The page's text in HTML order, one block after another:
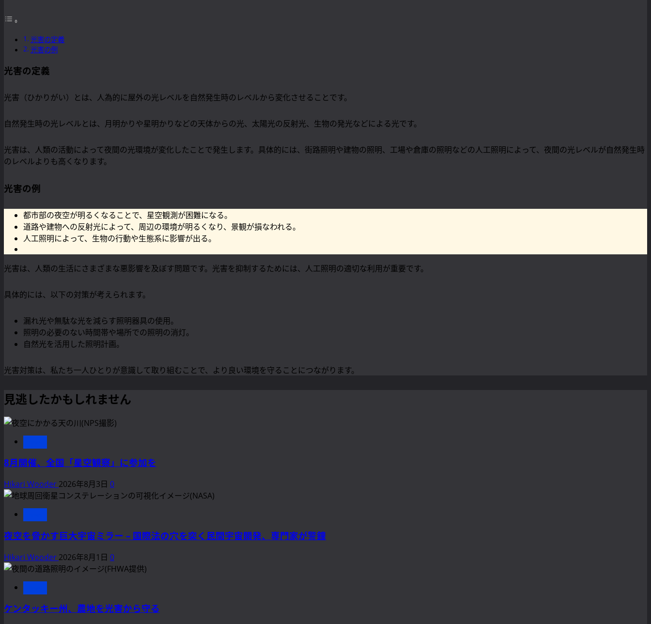
光害の定義
光害の例
光害の定義
光害（ひかりがい）とは、人為的に屋外の光レベルを自然発生時のレベルから変化させることです。
自然発生時の光レベルとは、月明かりや星明かりなどの天体からの光、太陽光の反射光、生物の発光などによる光です。
光害は、人類の活動によって夜間の光環境が変化したことで発生します。具体的には、街路照明や建物の照明、工場や倉庫の照明などの人工照明によって、夜間の光レベルが自然発生時
のレベルよりも高くなります。
光害の例
都市部の夜空が明るくなることで、星空観測が困難になる。
道路や建物への反射光によって、周辺の環境が明るくなり、景観が損なわれる。
人工照明によって、生物の行動や生態系に影響が出る。
光害は、人類の生活にさまざまな悪影響を及ぼす問題です。光害を抑制するためには、人工照明の適切な利用が重要です。
具体的には、以下の対策が考えられます。
漏れ光や無駄な光を減らす照明器具の使用。
照明の必要のない時間帯や場所での照明の消灯。
自然光を活用した照明計画。
光害対策は、私たち一人ひとりが意識して取り組むことで、より良い環境を守ることにつながります。
見逃したかもしれません
8月開催、全国「星空観察」に参加を
Hikari Wooder 2026年8月3日 0
夜空を脅かす巨大宇宙ミラー – 国際法の穴を突く民間宇宙開発、専門家が警鐘
Hikari Wooder 2026年8月1日 0
ケンタッキー州、農地を光害から守る